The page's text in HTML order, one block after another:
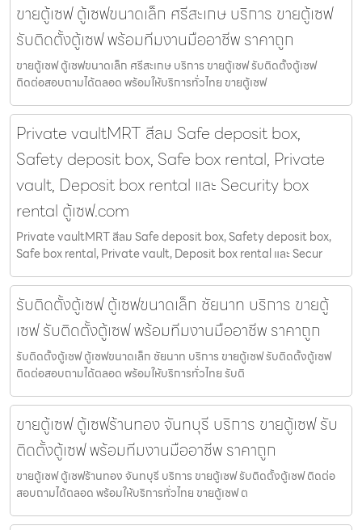
ขายตู้เซฟ ตู้เซฟขนาดเล็ก ศรีสะเกษ บริการ ขายตู้เซฟ
รับติดตั้งตู้เซฟ พร้อมทีมงานมืออาชีพ ราคาถูก
ขายตู้เซฟ ตู้เซฟขนาดเล็ก ศรีสะเกษ บริการ ขายตู้เซฟ รับติดตั้งตู้เซฟ
ติดต่อสอบถามได้ตลอด พร้อมให้บริการทั่วไทย ขายตู้เซฟ
Private vaultMRT สีลม Safe deposit box,
Safety deposit box, Safe box rental, Private
vault, Deposit box rental และ Security box
rental ตู้เซฟ.com
Private vaultMRT สีลม Safe deposit box, Safety deposit box,
Safe box rental, Private vault, Deposit box rental และ Secur
รับติดตั้งตู้เซฟ ตู้เซฟขนาดเล็ก ชัยนาท บริการ ขายตู้
เซฟ รับติดตั้งตู้เซฟ พร้อมทีมงานมืออาชีพ ราคาถูก
รับติดตั้งตู้เซฟ ตู้เซฟขนาดเล็ก ชัยนาท บริการ ขายตู้เซฟ รับติดตั้งตู้เซฟ
ติดต่อสอบถามได้ตลอด พร้อมให้บริการทั่วไทย รับติ
ขายตู้เซฟ ตู้เซฟร้านทอง จันทบุรี บริการ ขายตู้เซฟ รับ
ติดตั้งตู้เซฟ พร้อมทีมงานมืออาชีพ ราคาถูก
ขายตู้เซฟ ตู้เซฟร้านทอง จันทบุรี บริการ ขายตู้เซฟ รับติดตั้งตู้เซฟ ติดต่อ
สอบถามได้ตลอด พร้อมให้บริการทั่วไทย ขายตู้เซฟ ต